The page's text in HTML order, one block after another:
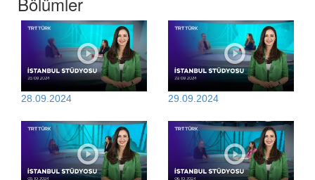
28.09.2024 29.09.2024